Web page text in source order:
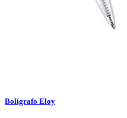
Bolígrafo Eloy